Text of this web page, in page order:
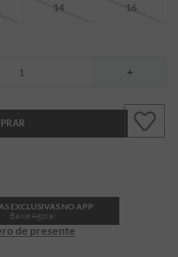
14 16
＋
EXCLUSIVAS NO APP
Baixe Agora!
de presente